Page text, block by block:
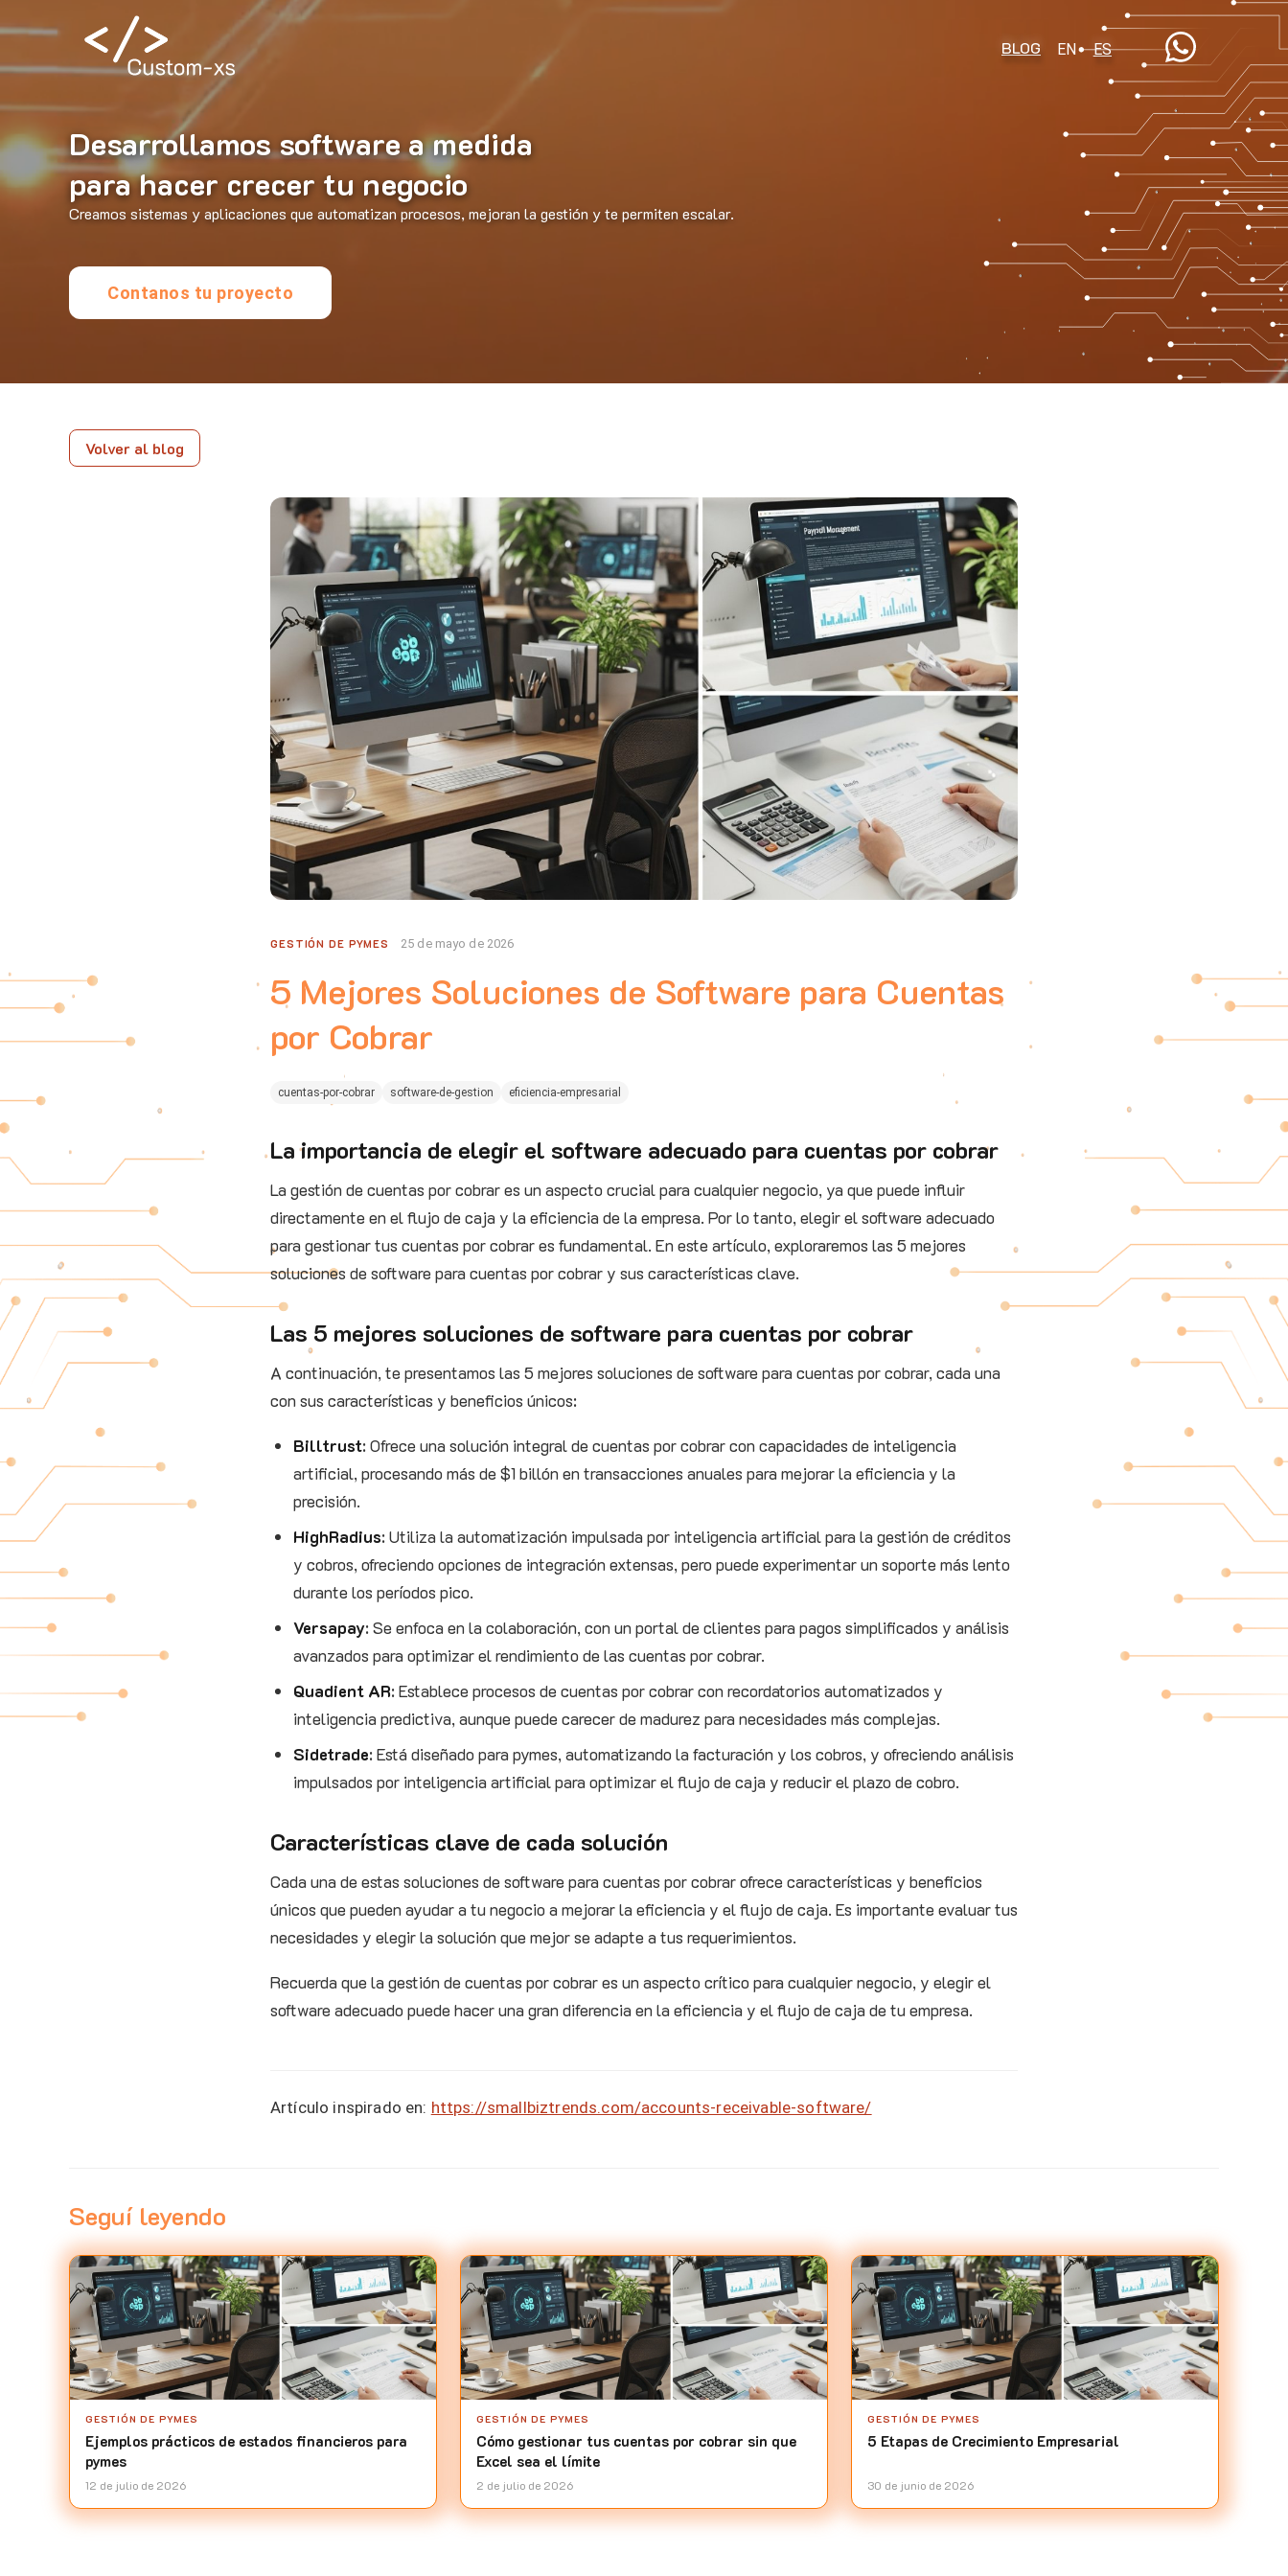
BLOG EN ES
Desarrollamos software a medida
para hacer crecer tu negocio
Creamos sistemas y aplicaciones que automatizan procesos, mejoran la gestión y te permiten escalar.
Contanos tu proyecto
Volver al blog
GESTIÓN DE PYMES 25 de mayo de 2026
5 Mejores Soluciones de Software para Cuentas
por Cobrar
cuentas-por-cobrar software-de-gestion eficiencia-empresarial
La importancia de elegir el software adecuado para cuentas por cobrar
La gestión de cuentas por cobrar es un aspecto crucial para cualquier negocio, ya que puede influir
directamente en el flujo de caja y la eficiencia de la empresa. Por lo tanto, elegir el software adecuado
para gestionar tus cuentas por cobrar es fundamental. En este artículo, exploraremos las 5 mejores
soluciones de software para cuentas por cobrar y sus características clave.
Las 5 mejores soluciones de software para cuentas por cobrar
A continuación, te presentamos las 5 mejores soluciones de software para cuentas por cobrar, cada una
con sus características y beneficios únicos:
Billtrust: Ofrece una solución integral de cuentas por cobrar con capacidades de inteligencia
artificial, procesando más de $1 billón en transacciones anuales para mejorar la eficiencia y la
precisión.
HighRadius: Utiliza la automatización impulsada por inteligencia artificial para la gestión de créditos
y cobros, ofreciendo opciones de integración extensas, pero puede experimentar un soporte más lento
durante los períodos pico.
Versapay: Se enfoca en la colaboración, con un portal de clientes para pagos simplificados y análisis
avanzados para optimizar el rendimiento de las cuentas por cobrar.
Quadient AR: Establece procesos de cuentas por cobrar con recordatorios automatizados y
inteligencia predictiva, aunque puede carecer de madurez para necesidades más complejas.
Sidetrade: Está diseñado para pymes, automatizando la facturación y los cobros, y ofreciendo análisis
impulsados por inteligencia artificial para optimizar el flujo de caja y reducir el plazo de cobro.
Características clave de cada solución
Cada una de estas soluciones de software para cuentas por cobrar ofrece características y beneficios
únicos que pueden ayudar a tu negocio a mejorar la eficiencia y el flujo de caja. Es importante evaluar tus
necesidades y elegir la solución que mejor se adapte a tus requerimientos.
Recuerda que la gestión de cuentas por cobrar es un aspecto crítico para cualquier negocio, y elegir el
software adecuado puede hacer una gran diferencia en la eficiencia y el flujo de caja de tu empresa.
Artículo inspirado en: https://smallbiztrends.com/accounts-receivable-software/
Seguí leyendo
GESTIÓN DE PYMES
Ejemplos prácticos de estados financieros para
pymes
12 de julio de 2026
GESTIÓN DE PYMES
Cómo gestionar tus cuentas por cobrar sin que
Excel sea el límite
2 de julio de 2026
GESTIÓN DE PYMES
5 Etapas de Crecimiento Empresarial
30 de junio de 2026